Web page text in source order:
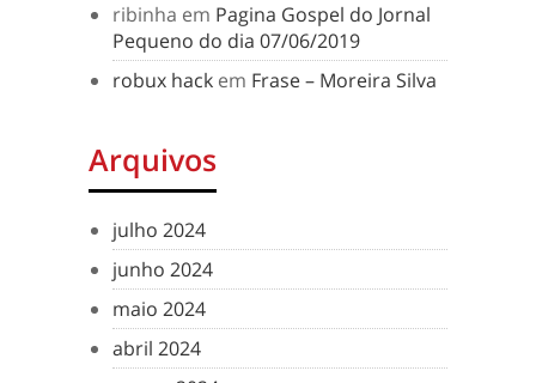
ribinha em Pagina Gospel do Jornal
Pequeno do dia 07/06/2019
robux hack em Frase – Moreira Silva
Arquivos
julho 2024
junho 2024
maio 2024
abril 2024